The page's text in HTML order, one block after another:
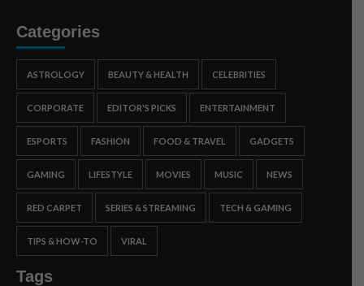
Categories
ASTROLOGY BEAUTY & HEALTH CELEBRITIES
CORPORATE EDITOR'S PICKS ENTERTAINMENT
ESPORTS FASHION FOOD & TRAVEL GADGETS
GAMING LIFESTYLE MOVIES MUSIC NEWS
RED CARPET SERIES & STREAMING TECH & GAMING
TIPS & HOW-TO VIRAL
Tags